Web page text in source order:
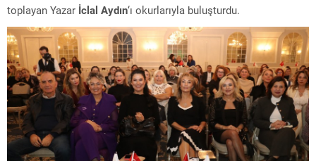
toplayan Yazar İclal Aydın‘ı okurlarıyla buluşturdu.